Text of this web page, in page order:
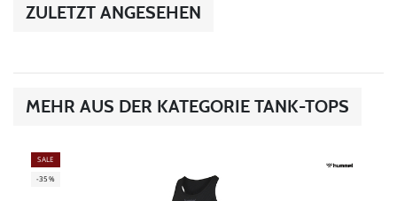
ZULETZT ANGESEHEN
MEHR AUS DER KATEGORIE TANK-TOPS
SALE
-35%